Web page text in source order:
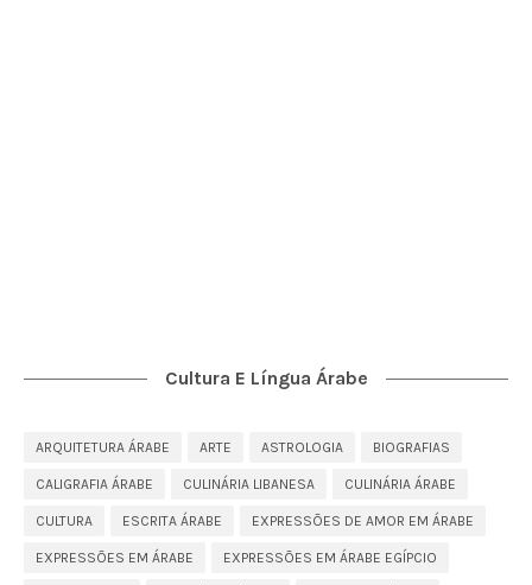
Cultura E Língua Árabe
ARQUITETURA ÁRABE ARTE ASTROLOGIA BIOGRAFIAS
CALIGRAFIA ÁRABE CULINÁRIA LIBANESA CULINÁRIA ÁRABE
CULTURA ESCRITA ÁRABE EXPRESSÕES DE AMOR EM ÁRABE
EXPRESSÕES EM ÁRABE EXPRESSÕES EM ÁRABE EGÍPCIO